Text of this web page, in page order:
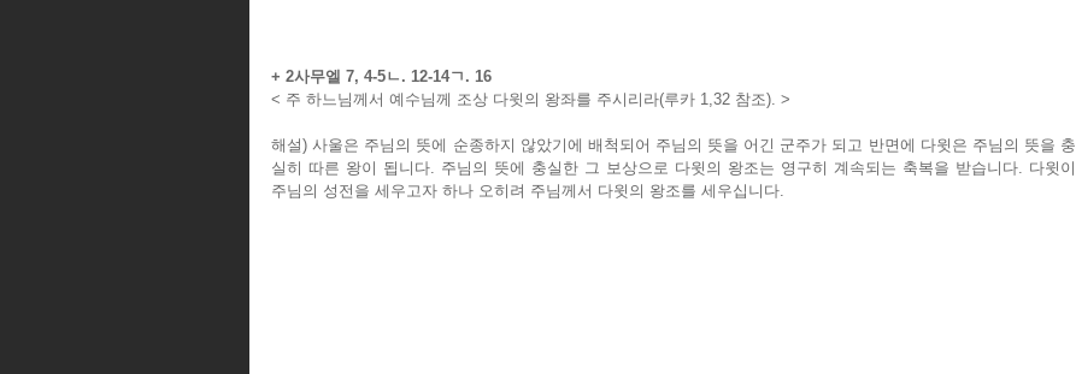
+ 2사무엘 7, 4-5ㄴ. 12-14ㄱ. 16
< 주 하느님께서 예수님께 조상 다윗의 왕좌를 주시리라(루카 1,32 참조). >
해설) 사울은 주님의 뜻에 순종하지 않았기에 배척되어 주님의 뜻을 어긴 군주가 되고 반면에 다윗은 주님의 뜻을 충
실히 따른 왕이 됩니다. 주님의 뜻에 충실한 그 보상으로 다윗의 왕조는 영구히 계속되는 축복을 받습니다. 다윗이
주님의 성전을 세우고자 하나 오히려 주님께서 다윗의 왕조를 세우십니다.